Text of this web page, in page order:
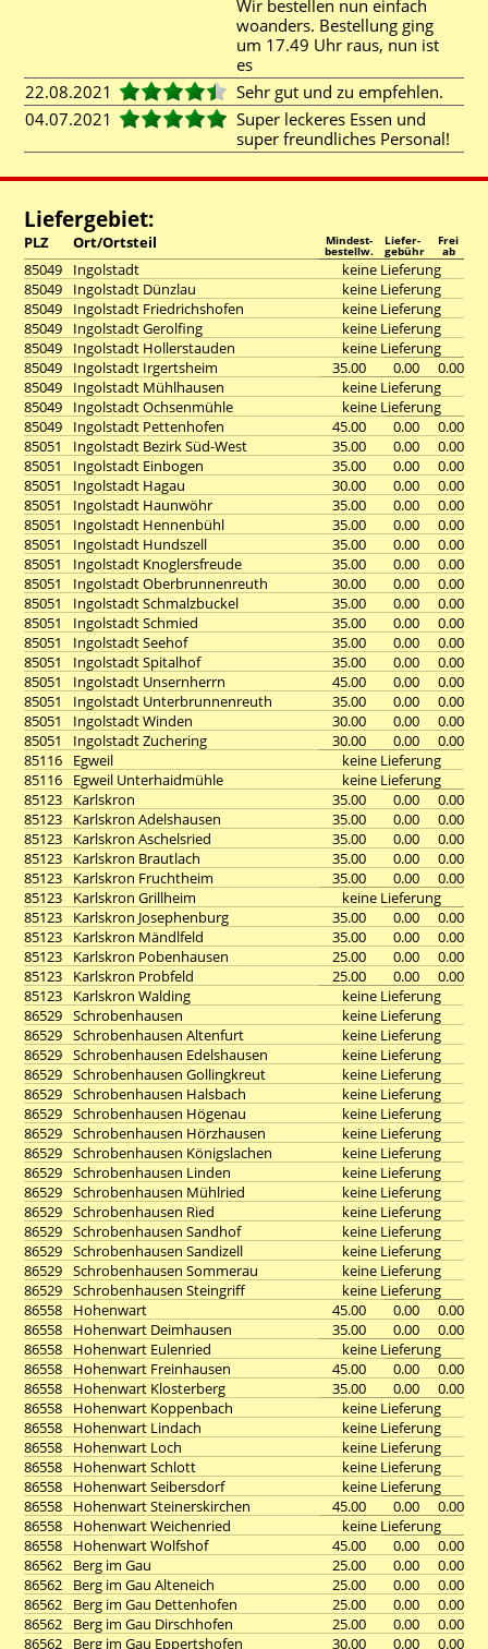
Wir bestellen nun einfach
woanders. Bestellung ging
um 17.49 Uhr raus, nun ist
es
22.08.2021
Sehr gut und zu empfehlen.
04.07.2021
Super leckeres Essen und
super freundliches Personal!
Liefergebiet:
PLZ Ort/Ortsteil Mindest-
bestellw.
Liefer-
gebühr
Frei
ab
85049 Ingolstadt
keine Lieferung
85049
Ingolstadt Dünzlau
keine Lieferung
85049
Ingolstadt Friedrichshofen
keine Lieferung
85049
Ingolstadt Gerolfing
keine Lieferung
85049
Ingolstadt Hollerstauden
keine Lieferung
85049
Ingolstadt Irgertsheim 35.00 0.00
0.00
85049
Ingolstadt Mühlhausen
keine Lieferung
85049
Ingolstadt Ochsenmühle
keine Lieferung
85049
Ingolstadt Pettenhofen 45.00 0.00
0.00
85051
Ingolstadt Bezirk Süd-West 35.00 0.00
0.00
85051
Ingolstadt Einbogen 35.00 0.00
0.00
85051
Ingolstadt Hagau 30.00 0.00
0.00
85051
Ingolstadt Haunwöhr 35.00 0.00
0.00
85051
Ingolstadt Hennenbühl 35.00 0.00
0.00
85051
Ingolstadt Hundszell 35.00 0.00
0.00
85051
Ingolstadt Knoglersfreude 35.00 0.00
0.00
85051
Ingolstadt Oberbrunnenreuth 30.00 0.00
0.00
85051
Ingolstadt Schmalzbuckel 35.00 0.00
0.00
85051
Ingolstadt Schmied 35.00 0.00
0.00
85051
Ingolstadt Seehof 35.00 0.00
0.00
85051
Ingolstadt Spitalhof 35.00 0.00
0.00
85051
Ingolstadt Unsernherrn 45.00 0.00
0.00
85051
Ingolstadt Unterbrunnenreuth 35.00 0.00
0.00
85051
Ingolstadt Winden 30.00 0.00
0.00
85051
Ingolstadt Zuchering 30.00 0.00
0.00
85116
Egweil
keine Lieferung
85116
Egweil Unterhaidmühle
keine Lieferung
85123
Karlskron 35.00 0.00
0.00
85123
Karlskron Adelshausen 35.00 0.00
0.00
85123
Karlskron Aschelsried 35.00 0.00
0.00
85123
Karlskron Brautlach 35.00 0.00
0.00
85123
Karlskron Fruchtheim 35.00 0.00
0.00
85123
Karlskron Grillheim
keine Lieferung
85123
Karlskron Josephenburg 35.00 0.00
0.00
85123
Karlskron Mändlfeld 35.00 0.00
0.00
85123
Karlskron Pobenhausen 25.00 0.00
0.00
85123
Karlskron Probfeld 25.00 0.00
0.00
85123
Karlskron Walding
keine Lieferung
86529 Schrobenhausen
keine Lieferung
86529 Schrobenhausen Altenfurt
keine Lieferung
86529 Schrobenhausen Edelshausen
keine Lieferung
86529 Schrobenhausen Gollingkreut
keine Lieferung
86529 Schrobenhausen Halsbach
keine Lieferung
86529 Schrobenhausen Högenau
keine Lieferung
86529 Schrobenhausen Hörzhausen
keine Lieferung
86529 Schrobenhausen Königslachen
keine Lieferung
86529 Schrobenhausen Linden
keine Lieferung
86529 Schrobenhausen Mühlried
keine Lieferung
86529 Schrobenhausen Ried
keine Lieferung
86529 Schrobenhausen Sandhof
keine Lieferung
86529 Schrobenhausen Sandizell
keine Lieferung
86529 Schrobenhausen Sommerau
keine Lieferung
86529 Schrobenhausen Steingriff
keine Lieferung
86558
Hohenwart 45.00 0.00
0.00
86558
Hohenwart Deimhausen 35.00 0.00
0.00
86558
Hohenwart Eulenried
keine Lieferung
86558
Hohenwart Freinhausen 45.00 0.00
0.00
86558
Hohenwart Klosterberg 35.00 0.00
0.00
86558
Hohenwart Koppenbach
keine Lieferung
86558
Hohenwart Lindach
keine Lieferung
86558
Hohenwart Loch
keine Lieferung
86558
Hohenwart Schlott
keine Lieferung
86558
Hohenwart Seibersdorf
keine Lieferung
86558
Hohenwart Steinerskirchen 45.00 0.00
0.00
86558
Hohenwart Weichenried
keine Lieferung
86558
Hohenwart Wolfshof 45.00 0.00
0.00
86562
Berg im Gau 25.00 0.00
0.00
86562
Berg im Gau Alteneich 25.00 0.00
0.00
86562
Berg im Gau Dettenhofen 25.00 0.00
0.00
86562
Berg im Gau Dirschhofen 25.00 0.00
0.00
86562
Berg im Gau Eppertshofen 30.00 0.00
0.00